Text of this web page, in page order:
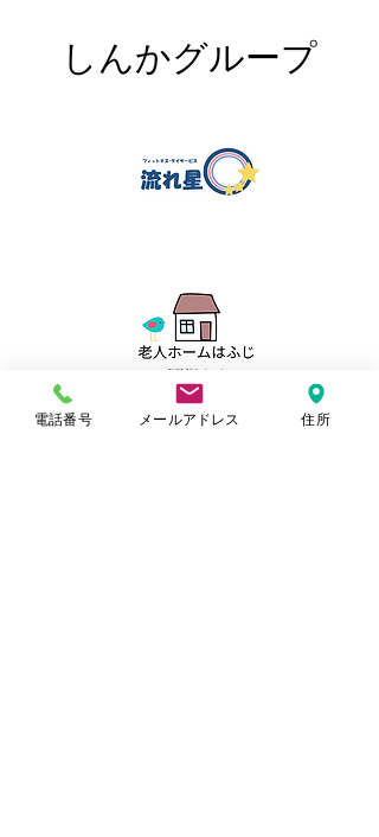
​しんかグループ
電話番号 メールアドレス 住所